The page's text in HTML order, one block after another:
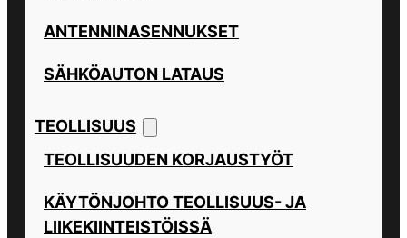
ANTENNINASENNUKSET
SÄHKÖAUTON LATAUS
TEOLLISUUS
TEOLLISUUDEN KORJAUSTYÖT
KÄYTÖNJOHTO TEOLLISUUS- JA
LIIKEKIINTEISTÖISSÄ